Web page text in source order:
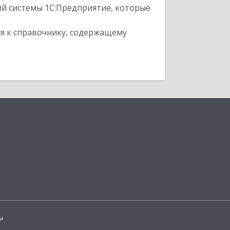
системы 1С:Предприятие, которые
к справочнику, содержащему